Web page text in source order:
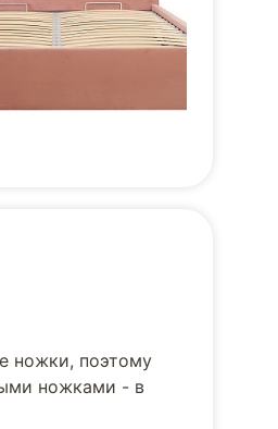
ножки, поэтому
ножками - в